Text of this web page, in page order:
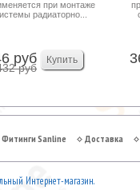
при монтаже
радиаторно...
руб
руб
Фитинги Sanline Доставка
Интернет-магазин.